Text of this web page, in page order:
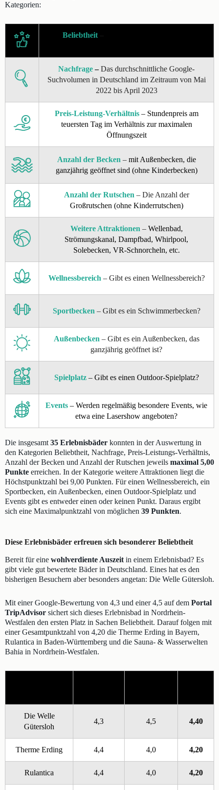
Kategorien:
Beliebtheit –
Nachfrage– Das durchschnittliche Google-
Suchvolumen in Deutschland im Zeitraum von Mai
2022 bis April 2023
Preis-Leistung-Verhältnis – Stundenpreis am
teuersten Tag im Verhältnis zur maximalen
Öffnungszeit
Anzahl der Becken – mit Außenbecken, die
ganzjährig geöffnet sind (ohne Kinderbecken)
Anzahl der Rutschen – Die Anzahl der
Großrutschen (ohne Kinderrutschen)
Weitere Attraktionen – Wellenbad,
Strömungskanal, Dampfbad, Whirlpool,
Solebecken, VR-Schnorcheln, etc.
Wellnessbereich – Gibt es einen Wellnessbereich?
Sportbecken – Gibt es ein Schwimmerbecken?
Außenbecken – Gibt es ein Außenbecken, das
ganzjährig geöffnet ist?
Spielplatz – Gibt es einen Outdoor-Spielplatz?
Events – Werden regelmäßig besondere Events, wie
etwa eine Lasershow angeboten?
Die insgesamt 35 Erlebnisbäder konnten in der Auswertung in
den Kategorien Beliebtheit, Nachfrage, Preis-Leistungs-Verhältnis,
Anzahl der Becken und Anzahl der Rutschen jeweils maximal 5,00
Punkte erreichen. In der Kategorie weitere Attraktionen liegt die
Höchstpunktzahl bei 9,00 Punkten. Für einen Wellnessbereich, ein
Sportbecken, ein Außenbecken, einen Outdoor-Spielplatz und
Events gibt es entweder einen oder keinen Punkt. Daraus ergibt
sich eine Maximalpunktzahl von möglichen 39 Punkten.
Diese Erlebnisbäder erfreuen sich besonderer Beliebtheit
Bereit für eine wohlverdiente Auszeit in einem Erlebnisbad? Es
gibt viele gut bewertete Bäder in Deutschland. Eines hat es den
bisherigen Besuchern aber besonders angetan: Die Welle Gütersloh.
Mit einer Google-Bewertung von 4,3 und einer 4,5 auf dem Portal
TripAdvisor sichert sich dieses Erlebnisbad in Nordrhein-
Westfalen den ersten Platz in Sachen Beliebtheit. Darauf folgen mit
einer Gesamtpunktzahl von 4,20 die Therme Erding in Bayern,
Rulantica in Baden-Württemberg und die Sauna- & Wasserwelten
Bahia in Nordrhein-Westfalen.
Die Welle
Gütersloh
4,3 4,5 4,40
Therme Erding 4,4 4,0 4,20
Rulantica 4,4 4,0 4,20